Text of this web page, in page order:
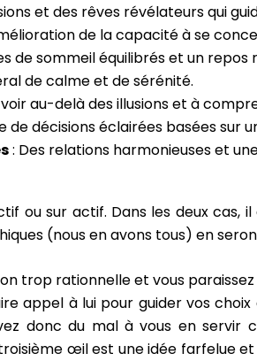
et des rêves révélateurs qui
de la capacité à se
de sommeil équilibrés et un repos
de calme et de sérénité.
au-delà des illusions et à
de décisions éclairées basées sur
: Des relations harmonieuses et
ou sur actif. Dans les deux cas,
(nous en avons tous) en
trop rationnelle et vous
appel à lui pour guider vos
donc du mal à vous en
œil est une idée farfelue